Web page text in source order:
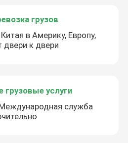
грузов
в Америку, Европу,
двери к двери
грузовые услуги
служба